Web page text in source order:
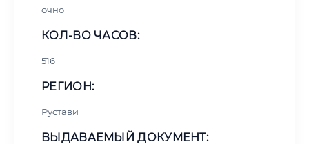
очно
КОЛ-ВО ЧАСОВ:
516
РЕГИОН:
Рустави
ВЫДАВАЕМЫЙ ДОКУМЕНТ: